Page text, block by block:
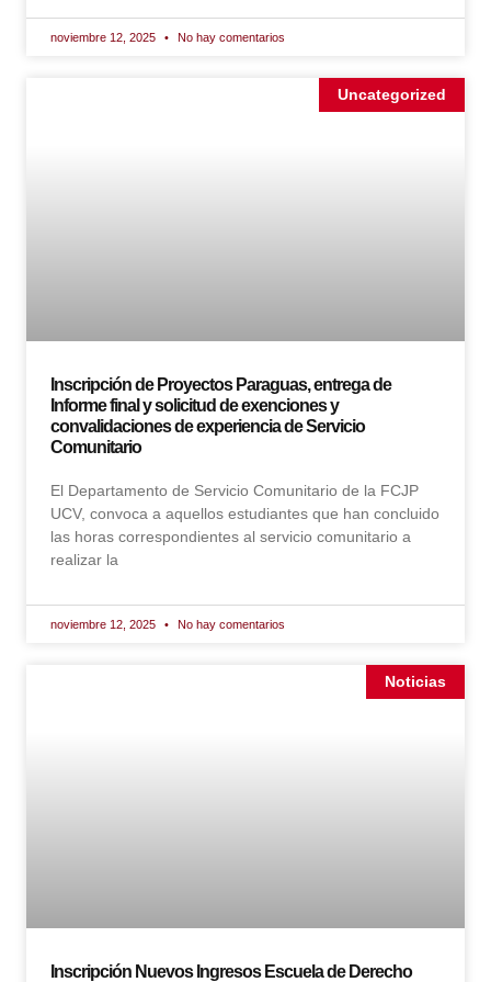
noviembre 12, 2025 No hay comentarios
Uncategorized
Inscripción de Proyectos Paraguas, entrega de
Informe final y solicitud de exenciones y
convalidaciones de experiencia de Servicio
Comunitario
El Departamento de Servicio Comunitario de la FCJP
UCV, convoca a aquellos estudiantes que han concluido
las horas correspondientes al servicio comunitario a
realizar la
noviembre 12, 2025 No hay comentarios
Noticias
Inscripción Nuevos Ingresos Escuela de Derecho